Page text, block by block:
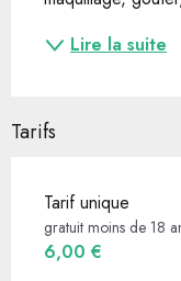
Lire la suite
Tarifs
Tarif unique
gratuit moins de 18
6,00 €